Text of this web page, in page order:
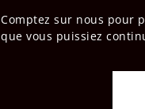
Comptez sur nous pour
que vous puissiez